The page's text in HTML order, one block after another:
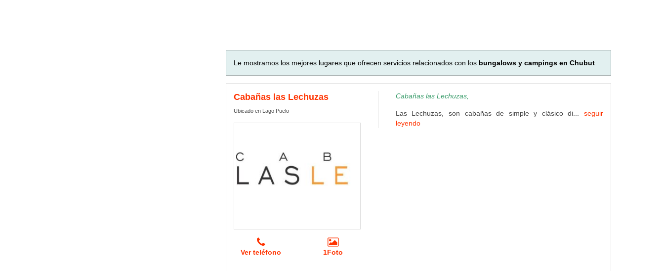
Le mostramos los mejores lugares que ofrecen servicios relacionados con los bungalows y campings en Chubut
Cabañas las Lechuzas
Ubicado en Lago Puelo
Ver teléfono 1Foto
Cabañas las Lechuzas,
Las Lechuzas, son cabañas de simple y clásico di... seguir
leyendo